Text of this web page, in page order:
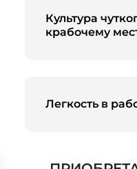
Культура
крабочему
Легкость в